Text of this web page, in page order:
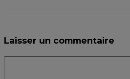
Laisser un commentaire